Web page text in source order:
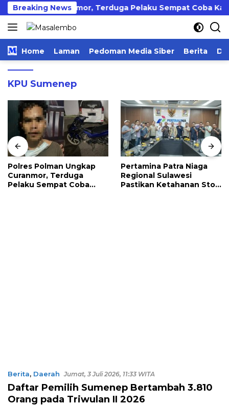
Langsung
ke
konten
Breaking News
Ungkap Curanmor, Terduga Pelaku Sempat Coba Kabur
Home Laman Pedoman Media Siber Berita
KPU Sumenep
Polres Polman Ungkap
Curanmor, Terduga
Pelaku Sempat Coba
Pertamina Patra Niaga
Regional Sulawesi
Pastikan Ketahanan Stok
Berita, Daerah Jumat, 3 Juli 2026, 11:33 WITA
Daftar Pemilih Sumenep Bertambah 3.810
Orang pada Triwulan II 2026